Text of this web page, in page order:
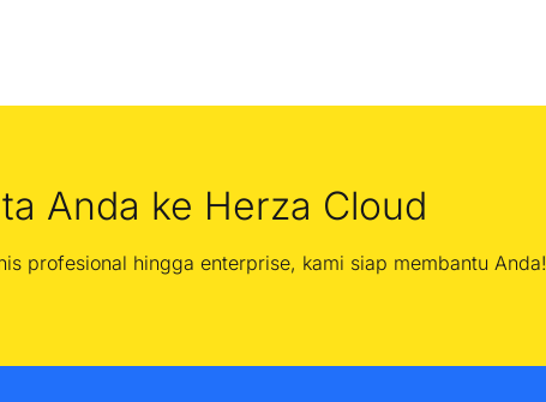
Anda ke Herza Cloud
profesional hingga enterprise, kami siap membantu Anda!